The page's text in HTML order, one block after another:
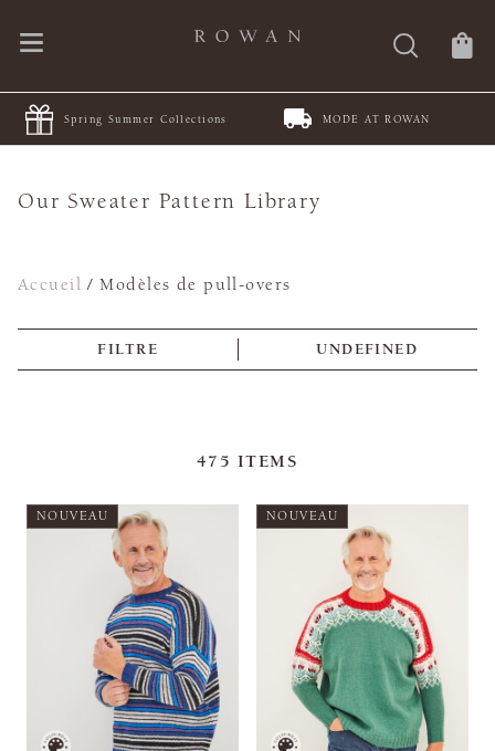
Collections MODE AT ROWAN JOIN Juleteppe
Our Sweater Pattern Library
Accueil /Modèles de pull-overs
FILTRE UNDEFINED
475 ITEMS
NOUVEAU NOUVEAU